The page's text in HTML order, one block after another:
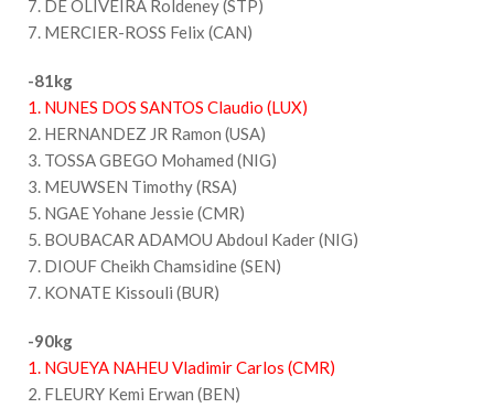
7. DE OLIVEIRA Roldeney (STP)
7. MERCIER-ROSS Felix (CAN)
-81kg
1. NUNES DOS SANTOS Claudio (LUX)
2. HERNANDEZ JR Ramon (USA)
3. TOSSA GBEGO Mohamed (NIG)
3. MEUWSEN Timothy (RSA)
5. NGAE Yohane Jessie (CMR)
5. BOUBACAR ADAMOU Abdoul Kader (NIG)
7. DIOUF Cheikh Chamsidine (SEN)
7. KONATE Kissouli (BUR)
-90kg
1. NGUEYA NAHEU Vladimir Carlos (CMR)
2. FLEURY Kemi Erwan (BEN)